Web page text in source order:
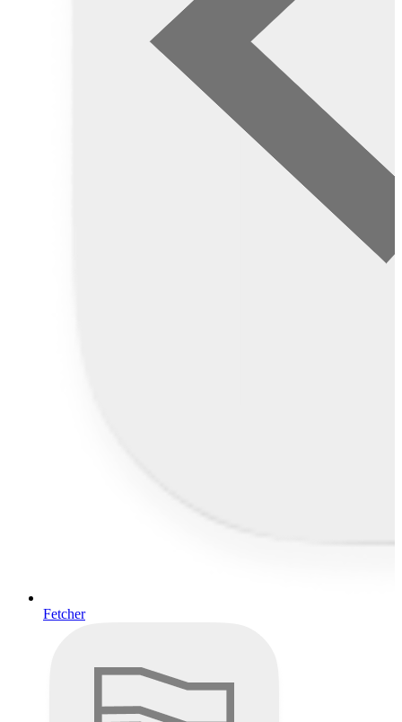
Fetcher